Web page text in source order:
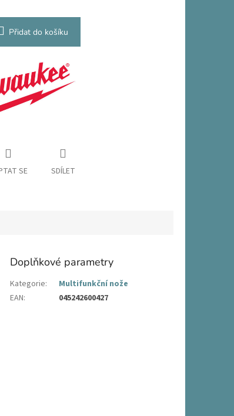
Přidat do košíku
SE SDÍLET
Doplňkové parametry
Kategorie:
Multifunkční nože
EAN: 045242600427